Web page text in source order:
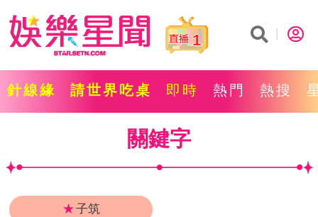
1
針線緣 請世界吃桌 即時 熱門 熱搜
關鍵字
★子筑